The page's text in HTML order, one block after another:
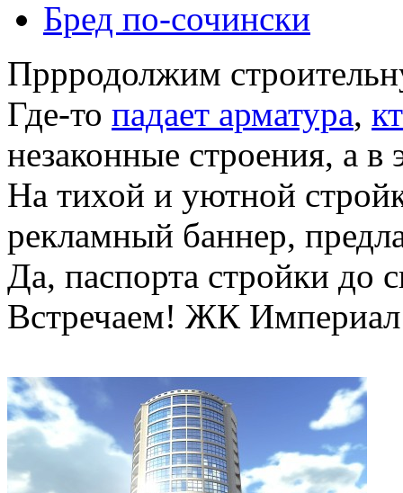
Бред по-cочински
Пррродолжим
Где-то падает арматура,
незаконные строения, а
На тихой и уютной
рекламный баннер,
Да, паспорта стройки до
Встречаем! ЖК